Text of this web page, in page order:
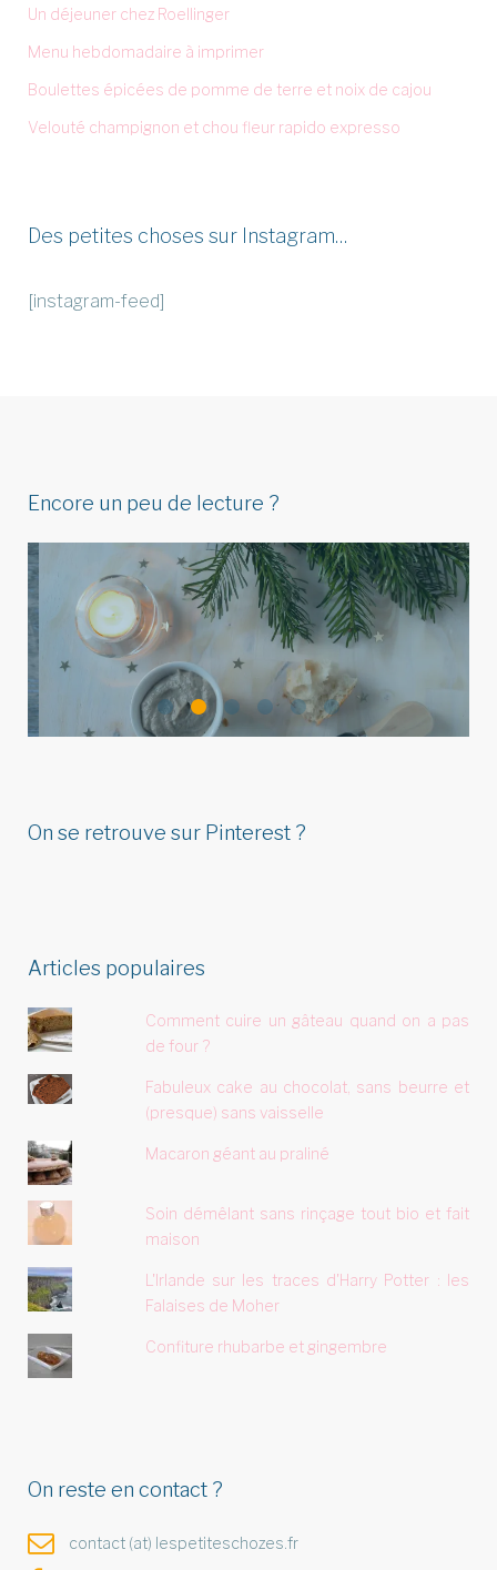
Un déjeuner chez Roellinger
Menu hebdomadaire à imprimer
Boulettes épicées de pomme de terre et noix de cajou
Velouté champignon et chou fleur rapido expresso
Des petites choses sur Instagram…
[instagram-feed]
Encore un peu de lecture ?
Idées de menu de Noël pour
réunir végétariens, omnivores
&…
On se retrouve sur Pinterest ?
Articles populaires
Comment cuire un gâteau quand on a pas
de four ?
Fabuleux cake au chocolat, sans beurre et
(presque) sans vaisselle
Macaron géant au praliné
Soin démêlant sans rinçage tout bio et fait
maison
L'Irlande sur les traces d'Harry Potter : les
Falaises de Moher
Confiture rhubarbe et gingembre
On reste en contact ?
contact (at) lespetiteschozes.fr